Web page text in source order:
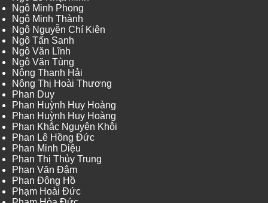
Ngô Minh Phong
Ngô Minh Thành
Ngô Nguyễn Chí Kiên
Ngô Tấn Sanh
Ngô Văn Lĩnh
Ngô Văn Tùng
Nông Thanh Hải
Nông Thị Hoài Thương
Phan Duy
Phan Huỳnh Huy Hoàng
Phan Huỳnh Huy Hoàng
Phan Khắc Nguyên Khôi
Phan Lê Hồng Đức
Phan Minh Diệu
Phan Thị Thủy Trung
Phan Văn Đậm
Phan Đông Hồ
Phạm Hoài Đức